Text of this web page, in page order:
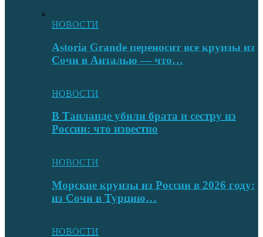
НОВОСТИ
Astoria Grande переносит все круизы из
Сочи в Анталью — что…
НОВОСТИ
В Таиланде убили брата и сестру из
России: что известно
НОВОСТИ
Морские круизы из России в 2026 году:
из Сочи в Турцию…
НОВОСТИ